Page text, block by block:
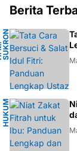
Berita
NA
H
U
KU
M
I
S
L
AM